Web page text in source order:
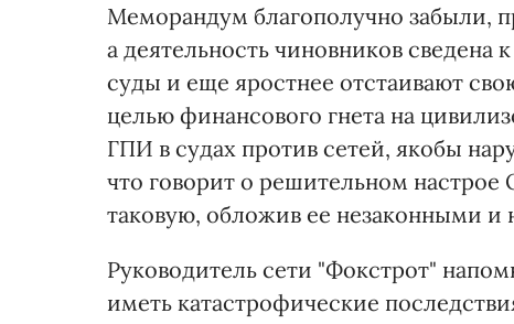
Меморандум благополучно забыли,
а деятельность чиновников сведена
суды и еще яростнее отстаивают
целью финансового гнета на
ГПИ в судах против сетей, якобы
что говорит о решительном настрое
таковую, обложив ее незаконными
Руководитель сети "Фокстрот"
иметь катастрофические